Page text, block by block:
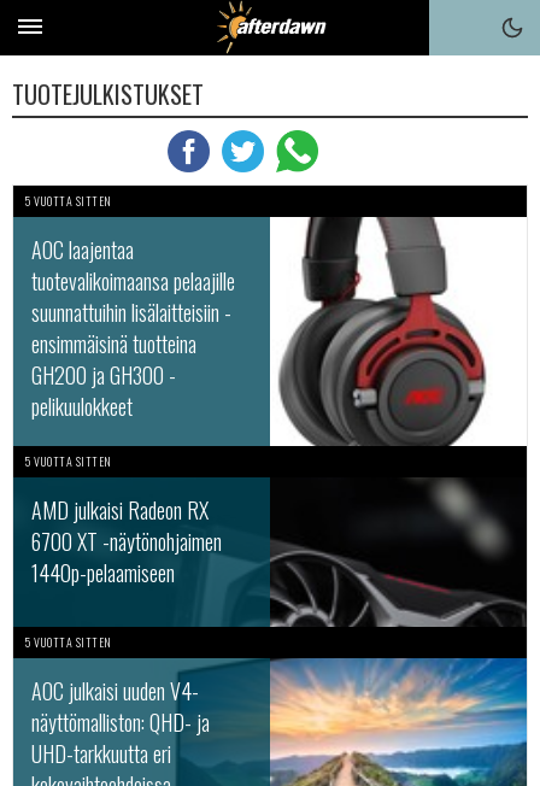
TUOTEJULKISTUKSET
5 VUOTTA SITTEN
AOC laajentaa
tuotevalikoimaansa pelaajille
suunnattuihin lisälaitteisiin -
ensimmäisinä tuotteina
GH200 ja GH300 -
pelikuulokkeet
5 VUOTTA SITTEN
AMD julkaisi Radeon RX
6700 XT -näytönohjaimen
1440p-pelaamiseen
5 VUOTTA SITTEN
AOC julkaisi uuden V4-
näyttömalliston: QHD- ja
UHD-tarkkuutta eri